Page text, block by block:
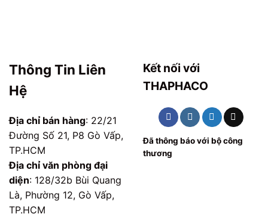
Thông Tin Liên
Hệ
Địa chỉ bán hàng: 22/21
Đường Số 21, P8 Gò Vấp,
TP.HCM
Địa chỉ văn phòng đại
diện: 128/32b Bùi Quang
Là, Phường 12, Gò Vấp,
TP.HCM
Kết nối với
THAPHACO
Đã thông báo với bộ công
thương